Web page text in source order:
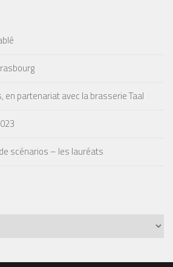
en partenariat avec la brasserie Taal
scénarios – les lauréats